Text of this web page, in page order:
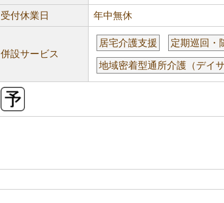
受付休業日 年中無休
併設サービス
居宅介護支援 定期巡回・
地域密着型通所介護（デイサ